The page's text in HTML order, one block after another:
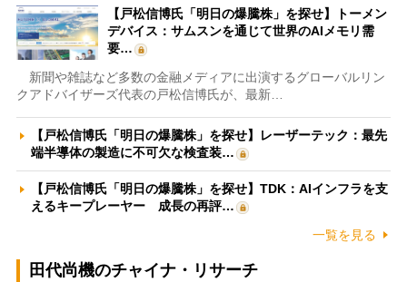
【戸松信博氏「明日の爆騰株」を探せ】トーメン
デバイス：サムスンを通じて世界のAIメモリ需
要…
新聞や雑誌など多数の金融メディアに出演するグローバルリン
クアドバイザーズ代表の戸松信博氏が、最新…
【戸松信博氏「明日の爆騰株」を探せ】レーザーテック：最先
端半導体の製造に不可欠な検査装…
【戸松信博氏「明日の爆騰株」を探せ】TDK：AIインフラを支
えるキープレーヤー 成長の再評…
一覧を見る
田代尚機のチャイナ・リサーチ